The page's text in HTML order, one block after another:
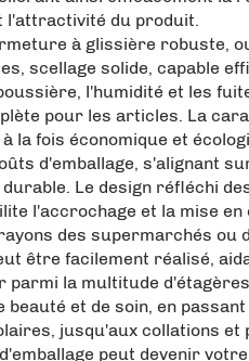
l'attractivité du produit.
à glissière robuste,
scellage solide, capable
l'humidité et les
pour les articles. La
la fois économique et
d'emballage, s'alignant
Le design réfléchi
l'accrochage et la mise en
des supermarchés ou
être facilement réalisé,
parmi la multitude
beauté et de soin, en
jusqu'aux collations et
peut devenir